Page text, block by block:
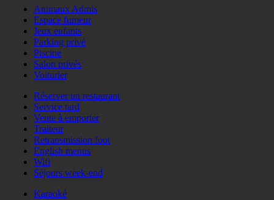
Animaux Admis
Espace fumeur
Jeux enfants
Parking privé
Piscine
Salon privés
Voiturier
Réserver un restaurant
Service tard
Vente à emporter
Traiteur
Retransmission foot
English menus
Wifi
Séjours week-end
Karaoké